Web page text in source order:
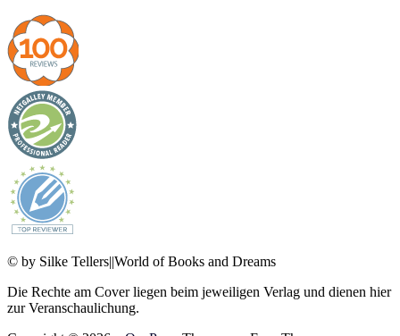
© by Silke Tellers||World of Books and Dreams
Die Rechte am Cover liegen beim jeweiligen Verlag und dienen hier
zur Veranschaulichung.